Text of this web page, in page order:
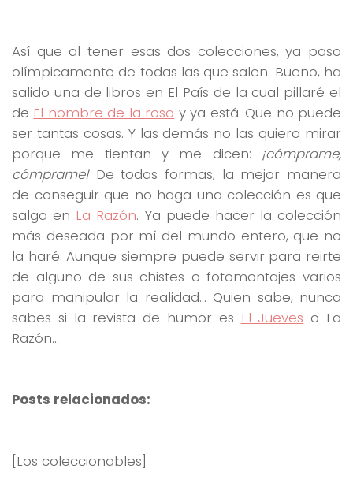
Así que al tener esas dos colecciones, ya paso
olímpicamente de todas las que salen. Bueno, ha
salido una de libros en El País de la cual pillaré el
de El nombre de la rosa y ya está. Que no puede
ser tantas cosas. Y las demás no las quiero mirar
porque me tientan y me dicen: ¡cómprame,
cómprame!De todas formas, la mejor manera
de conseguir que no haga una colección es que
salga en La Razón. Ya puede hacer la colección
más deseada por mí del mundo entero, que no
la haré. Aunque siempre puede servir para reirte
de alguno de sus chistes o fotomontajes varios
para manipular la realidad… Quien sabe, nunca
sabes si la revista de humor es El Jueves o La
Razón…
Posts relacionados:
[Los coleccionables]